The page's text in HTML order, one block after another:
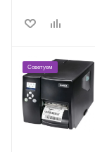
Советуем